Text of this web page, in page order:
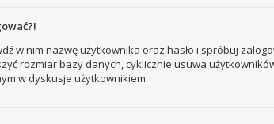
w nim nazwę użytkownika oraz hasło i spróbuj
rozmiar bazy danych, cyklicznie usuwa
w dyskusje użytkownikiem.